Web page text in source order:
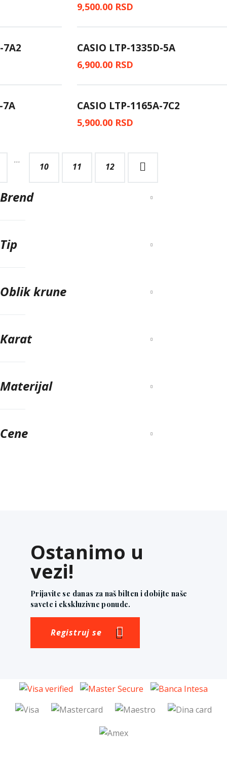
9,500.00 RSD
7A2 CASIO LTP-1335D-5A
6,900.00 RSD
7A CASIO LTP-1165A-7C2
5,900.00 RSD
…
10 11 12
Brend
Tip
Oblik krune
Karat
Materijal
Cene
Ostanimo u
vezi!
Prijavite se danas za naš bilten i dobijte naše
savete i ekskluzivne ponude.
Registruj se